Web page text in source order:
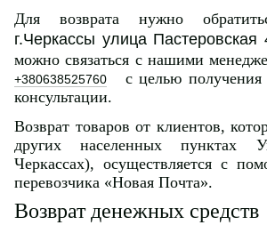
Для возврата нужно
г.Черкассы улица Пастеровская
можно связаться с нашими
+380638525760
с целью получения
консультации.
Возврат товаров от клиентов,
других населенных пунктах
Черкассах), осуществляется с
перевозчика «Новая Почта».
Возврат денежных средств